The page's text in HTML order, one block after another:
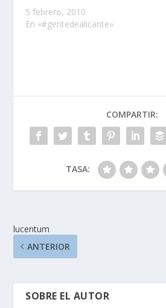
cortadas en
alicante...Hola pues
5 febrero, 2010
En «#gentedealicante»
COMPARTIR:
TASA:
lucentum
ANTERIOR
SOBRE EL AUTOR